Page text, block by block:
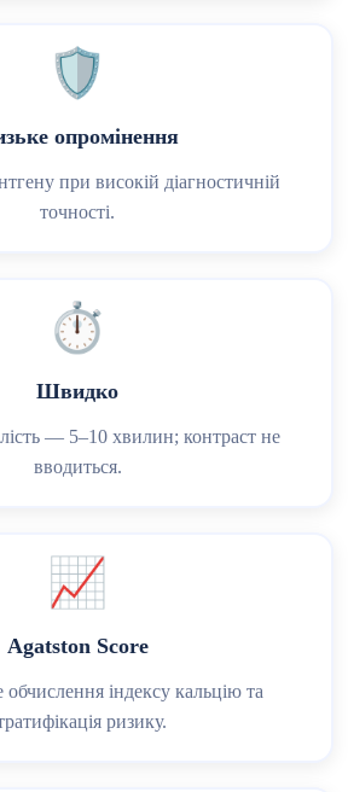
🛡️
опромінення
при високій діагностичній
точності.
⏱️
Швидко
— 5–10 хвилин; контраст не
вводиться.
📈
Agatston Score
індексу кальцію та
ризику.